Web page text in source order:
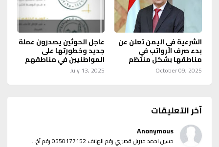
الشرعية في اليمن تعلن عن
بدء صرف الرواتب في
مناطقها بشكل منتظم
October 09, 2025
عاجل الحوثين يصدرون عملة
جديد وخطورتها على
المواطنيين في مناطقهم
July 13, 2025
آخر التعليقات
Anonymous
حسين احمد جبريل قصيري رقم الهاتف 0550177152 رقم آخ...